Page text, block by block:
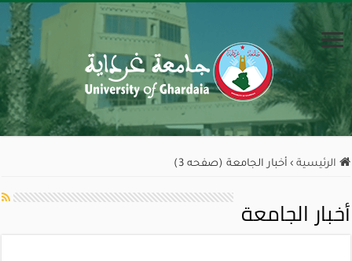
الرئيسية › أخبار الجامعة (صفحه 3)
أخبار الجامعة